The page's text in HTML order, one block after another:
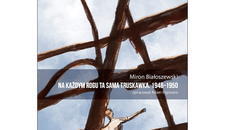
NA KAŻDYM ROGU TA SAMA
TRUSKAWKA
Zupełnie nowe miasto. Jakaś inna
Warszawa na starych śmieciach. Skąd
się wzięła?
50.00zł 25.00zł